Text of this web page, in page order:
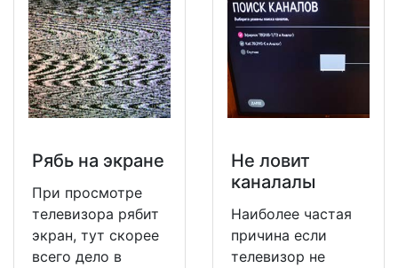
Рябь на экране
При просмотре
телевизора рябит
экран, тут скорее
всего дело в
Не ловит
каналалы
Наиболее частая
причина если
телевизор не